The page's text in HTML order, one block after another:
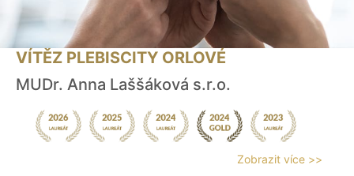
VÍTĚZ PLEBISCITY ORLOVÉ
MUDr. Anna Laššáková s.r.o.
Zobrazit více >>